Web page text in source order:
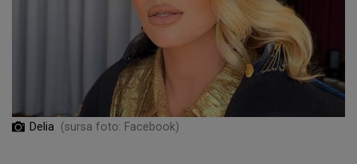
Delia (sursa foto: Facebook)